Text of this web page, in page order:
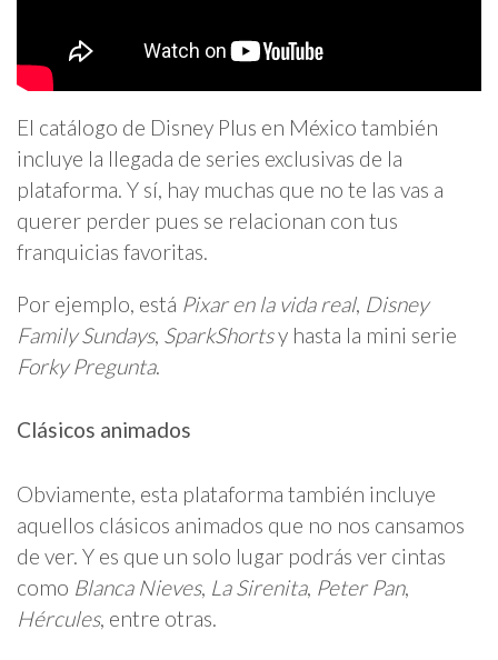
El catálogo de Disney Plus en México también
incluye la llegada de series exclusivas de la
plataforma. Y sí, hay muchas que no te las vas a
querer perder pues se relacionan con tus
franquicias favoritas.
Por ejemplo, está Pixar en la vida real, Disney
Family Sundays, SparkShortsy hasta la mini serie
Forky Pregunta.
Clásicos animados
Obviamente, esta plataforma también incluye
aquellos clásicos animados que no nos cansamos
de ver. Y es que un solo lugar podrás ver cintas
como Blanca Nieves, La Sirenita, Peter Pan,
Hércules, entre otras.